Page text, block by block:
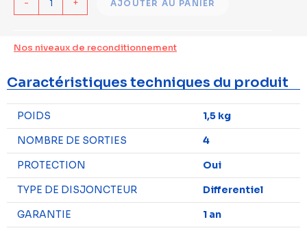
- + AJOUTER AU PANIER
Nos niveaux de reconditionnement
Caractéristiques techniques du produit
POIDS
1,5 kg
NOMBRE DE SORTIES
4
PROTECTION
Oui
TYPE DE DISJONCTEUR
Differentiel
GARANTIE
1 an